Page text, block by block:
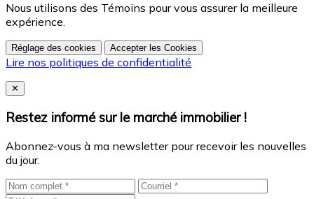
Nous utilisons des Témoins pour vous assurer la meilleure
expérience.
Réglage des cookies Accepter les Cookies
Lire nos politiques de confidentialité
Close
✕
Restez informé sur le marché immobilier !
Abonnez-vous à ma newsletter pour recevoir les nouvelles
du jour.